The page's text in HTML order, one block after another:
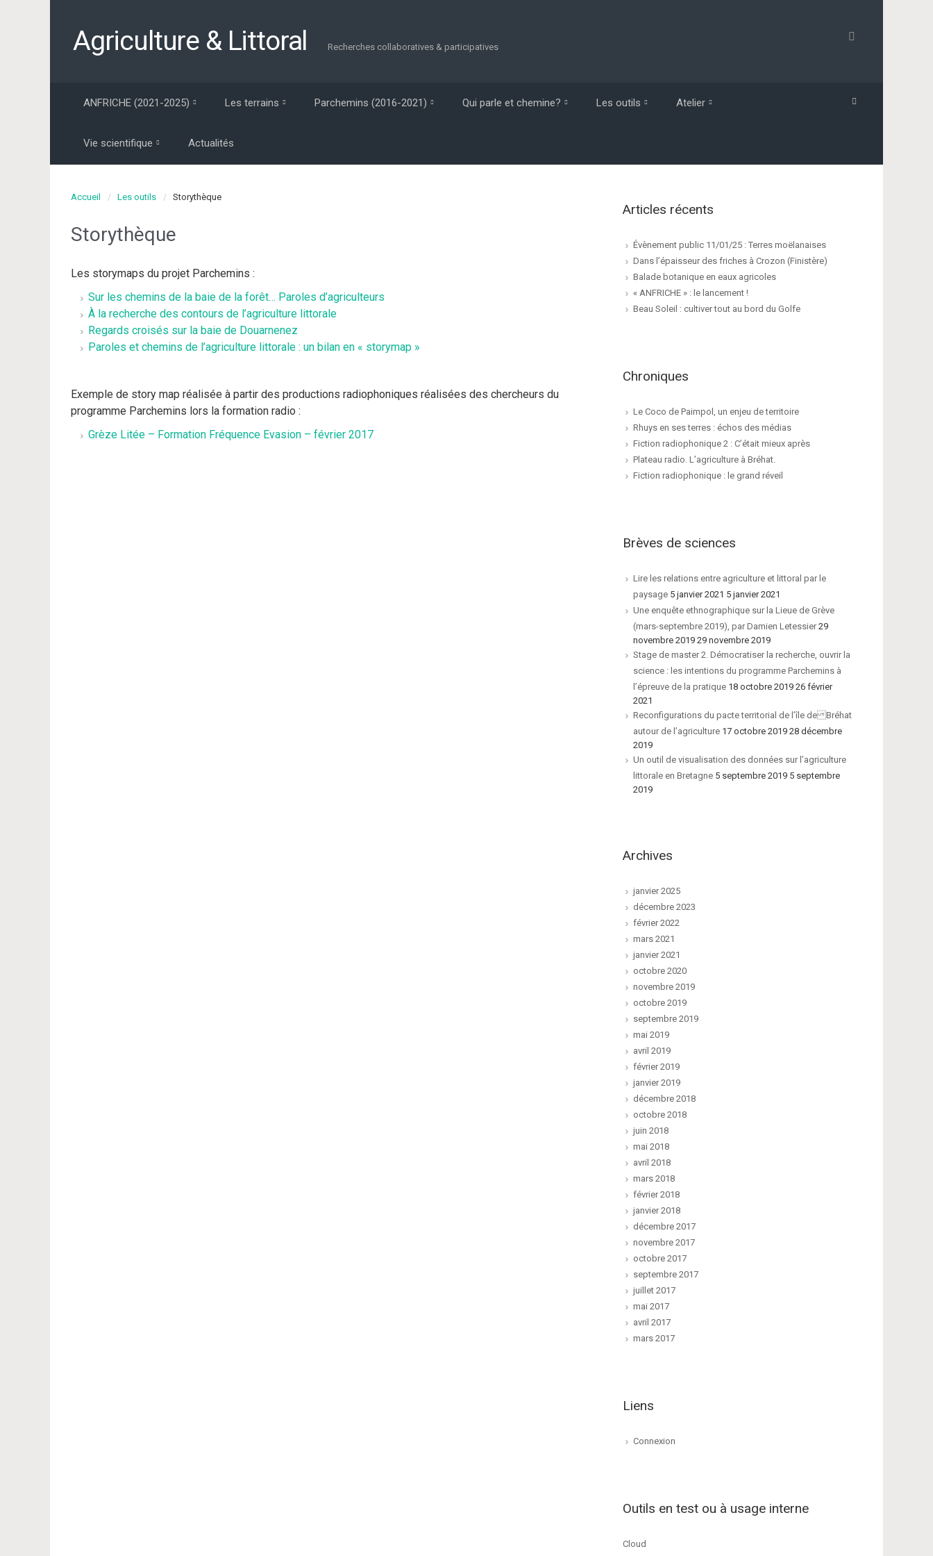
Agriculture & Littoral Recherches collaboratives & participatives
ANFRICHE (2021-2025) Les terrains Parchemins (2016-2021) Qui parle et chemine? Les outils Atelier
Vie scientifique Actualités
Accueil Les outils Storythèque
Storythèque
Les storymaps du projet Parchemins :
Sur les chemins de la baie de la forêt… Paroles d’agriculteurs
À la recherche des contours de l’agriculture littorale
Regards croisés sur la baie de Douarnenez
Paroles et chemins de l’agriculture littorale : un bilan en « storymap »
Exemple de story map réalisée à partir des productions radiophoniques réalisées des chercheurs du
programme Parchemins lors la formation radio :
Grèze Litée – Formation Fréquence Evasion – février 2017
Articles récents
Évènement public 11/01/25 : Terres moëlanaises
Dans l’épaisseur des friches à Crozon (Finistère)
Balade botanique en eaux agricoles
« ANFRICHE » : le lancement !
Beau Soleil : cultiver tout au bord du Golfe
Chroniques
Le Coco de Paimpol, un enjeu de territoire
Rhuys en ses terres : échos des médias
Fiction radiophonique 2 : C’était mieux après
Plateau radio. L’agriculture à Bréhat.
Fiction radiophonique : le grand réveil
Brèves de sciences
Lire les relations entre agriculture et littoral par le
paysage 5 janvier 2021 5 janvier 2021
Une enquête ethnographique sur la Lieue de Grève
(mars-septembre 2019), par Damien Letessier29
novembre 2019 29 novembre 2019
Stage de master 2. Démocratiser la recherche, ouvrir la
science : les intentions du programme Parchemins à
l’épreuve de la pratique 18 octobre 2019 26 février
2021
Reconfigurations du pacte territorial de l’île de Bréhat
autour de l’agriculture 17 octobre 2019 28 décembre
2019
Un outil de visualisation des données sur l’agriculture
littorale en Bretagne 5 septembre 2019 5 septembre
2019
Archives
janvier 2025
décembre 2023
février 2022
mars 2021
janvier 2021
octobre 2020
novembre 2019
octobre 2019
septembre 2019
mai 2019
avril 2019
février 2019
janvier 2019
décembre 2018
octobre 2018
juin 2018
mai 2018
avril 2018
mars 2018
février 2018
janvier 2018
décembre 2017
novembre 2017
octobre 2017
septembre 2017
juillet 2017
mai 2017
avril 2017
mars 2017
Liens
Connexion
Outils en test ou à usage interne
Cloud